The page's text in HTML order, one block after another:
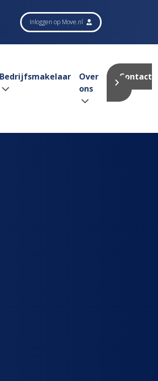
Inloggen op Move.nl
Bedrijfsmakelaar
Over
ons
Contact